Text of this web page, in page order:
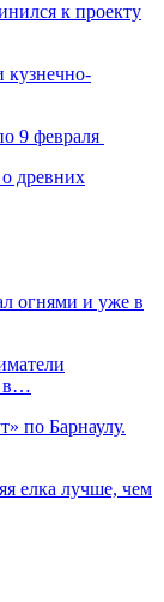
к проекту
кузнечно-
9 февраля
древних
огнями и уже в
в…
по Барнаулу.
елка лучше, чем